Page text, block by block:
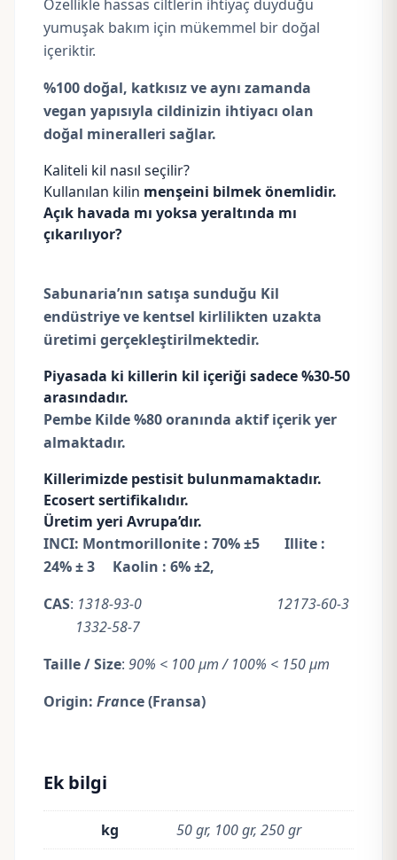
Özellikle hassas ciltlerin ihtiyaç duyduğu
yumuşak bakım için mükemmel bir doğal
içeriktir.
%100 doğal, katkısız ve aynı zamanda
vegan yapısıyla cildinizin ihtiyacı olan
doğal mineralleri sağlar.
Kaliteli kil nasıl seçilir?
Kullanılan kilin menşeini bilmek önemlidir.
Açık havada mı yoksa yeraltında mı
çıkarılıyor?
Sabunaria’nın satışa sunduğu Kil
endüstriye ve kentsel kirlilikten uzakta
üretimi gerçekleştirilmektedir.
Piyasada ki killerin kil içeriği sadece %30-50
arasındadır.
Pembe Kilde %80 oranında aktif içerik yer
almaktadır.
Killerimizde pestisit bulunmamaktadır.
Ecosert sertifikalıdır.
Üretim yeri Avrupa’dır.
INCI: Montmorillonite : 70% ±5 Illite :
24% ± 3 Kaolin : 6% ±2,
CAS: 1318-93-0 12173-60-3
1332-58-7
Taille / Size: 90% < 100 µm / 100% < 150 µm
Origin: France (Fransa)
Ek bilgi
kg 50 gr, 100 gr, 250 gr